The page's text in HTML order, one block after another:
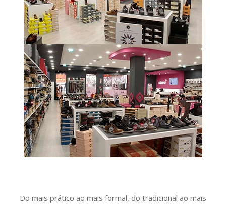
Do mais prático ao mais formal, do tradicional ao mais